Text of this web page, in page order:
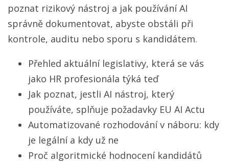
poznat rizikový nástroj a jak používání AI
správně dokumentovat, abyste obstáli při
kontrole, auditu nebo sporu s kandidátem.
Přehled aktuální legislativy, která se vás
jako HR profesionála týká teď
Jak poznat, jestli AI nástroj, který
používáte, splňuje požadavky EU AI Actu
Automatizované rozhodování v náboru: kdy
je legální a kdy už ne
Proč algoritmické hodnocení kandidátů